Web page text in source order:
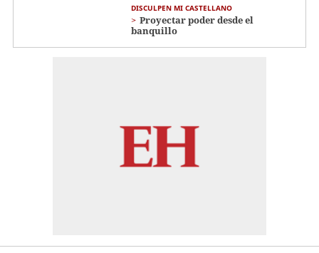
DISCULPEN MI CASTELLANO
Proyectar poder desde el
banquillo